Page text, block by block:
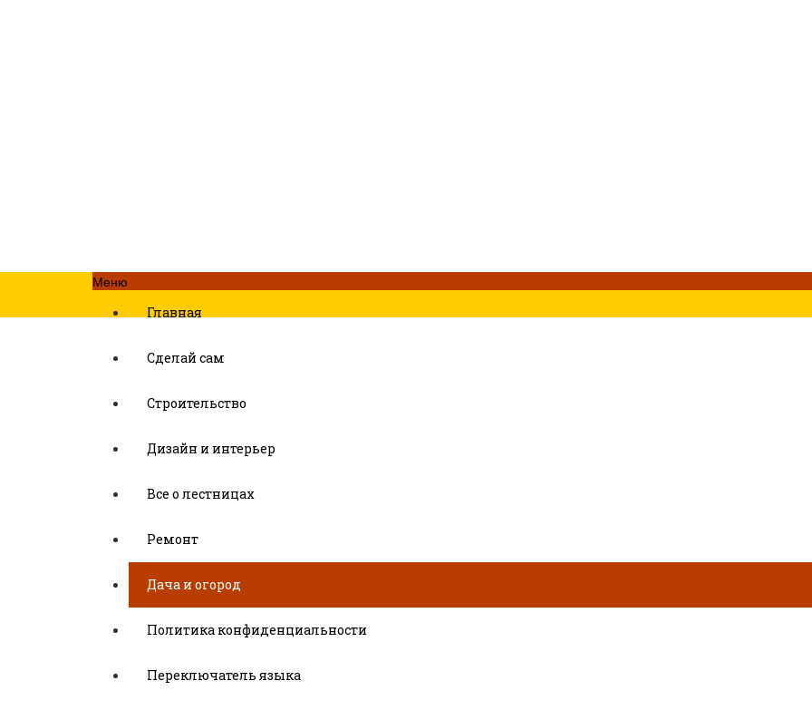
Меню
Главная
Сделай сам
Строительство
Дизайн и интерьер
Все о лестницах
Ремонт
Дача и огород
Политика конфиденциальности
Переключатель языка